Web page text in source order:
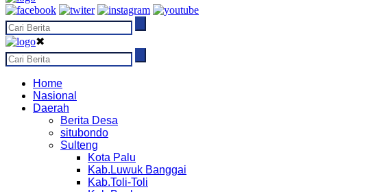
✖
Home
Nasional
Daerah
Berita Desa
situbondo
Sulteng
Kota Palu
Kab.Luwuk Banggai
Kab.Toli-Toli